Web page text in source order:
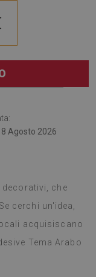
Agosto 2026
che
cerchi un'idea,
acquisiscano
Tema Arabo